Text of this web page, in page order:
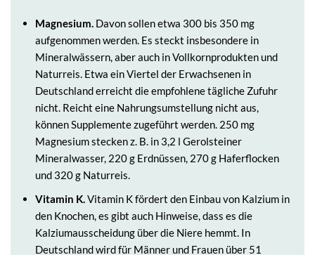
Magnesium. Davon sollen etwa 300 bis 350 mg
aufgenommen werden. Es steckt insbesondere in
Mineralwässern, aber auch in Vollkornprodukten und
Naturreis. Etwa ein Viertel der Erwachsenen in
Deutschland erreicht die empfohlene tägliche Zufuhr
nicht. Reicht eine Nahrungsumstellung nicht aus,
können Supplemente zugeführt werden. 250 mg
Magnesium stecken z. B. in 3,2 l Gerolsteiner
Mineralwasser, 220 g Erdnüssen, 270 g Haferflocken
und 320 g Naturreis.
Vitamin K.Vitamin K fördert den Einbau von Kalzium in
den Knochen, es gibt auch Hinweise, dass es die
Kalziumausscheidung über die Niere hemmt. In
Deutschland wird für Männer und Frauen über 51